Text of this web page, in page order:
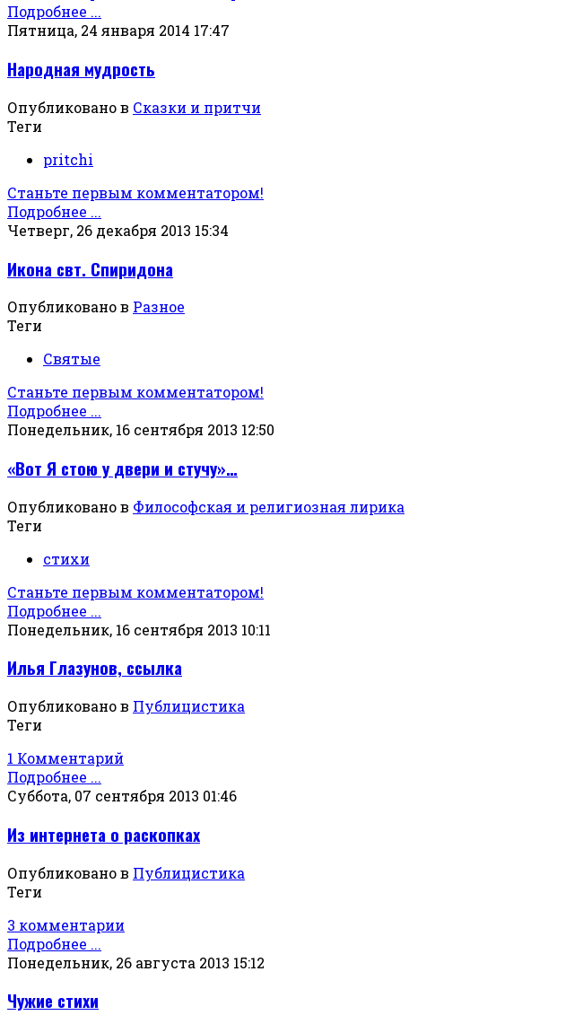
Подробнее ...
Пятница, 24 января 2014 17:47
Народная мудрость
Опубликовано в Сказки и притчи
Теги
pritchi
Станьте первым комментатором!
Подробнее ...
Четверг, 26 декабря 2013 15:34
Икона свт. Спиридона
Опубликовано в Разное
Теги
Святые
Станьте первым комментатором!
Подробнее ...
Понедельник, 16 сентября 2013 12:50
«Вот Я стою у двери и стучу»…
Опубликовано в Философская и религиозная лирика
Теги
стихи
Станьте первым комментатором!
Подробнее ...
Понедельник, 16 сентября 2013 10:11
Илья Глазунов, ссылка
Опубликовано в Публицистика
Теги
1 Комментарий
Подробнее ...
Суббота, 07 сентября 2013 01:46
Из интернета о раскопках
Опубликовано в Публицистика
Теги
3 комментарии
Подробнее ...
Понедельник, 26 августа 2013 15:12
Чужие стихи